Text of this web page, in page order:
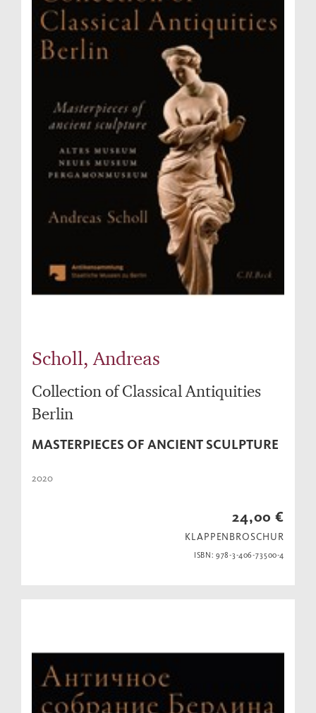
Scholl, Andreas
Collection of Classical Antiquities
Berlin
MASTERPIECES OF ANCIENT SCULPTURE
2020
24,00 €
KLAPPENBROSCHUR
ISBN: 978-3-406-73500-4